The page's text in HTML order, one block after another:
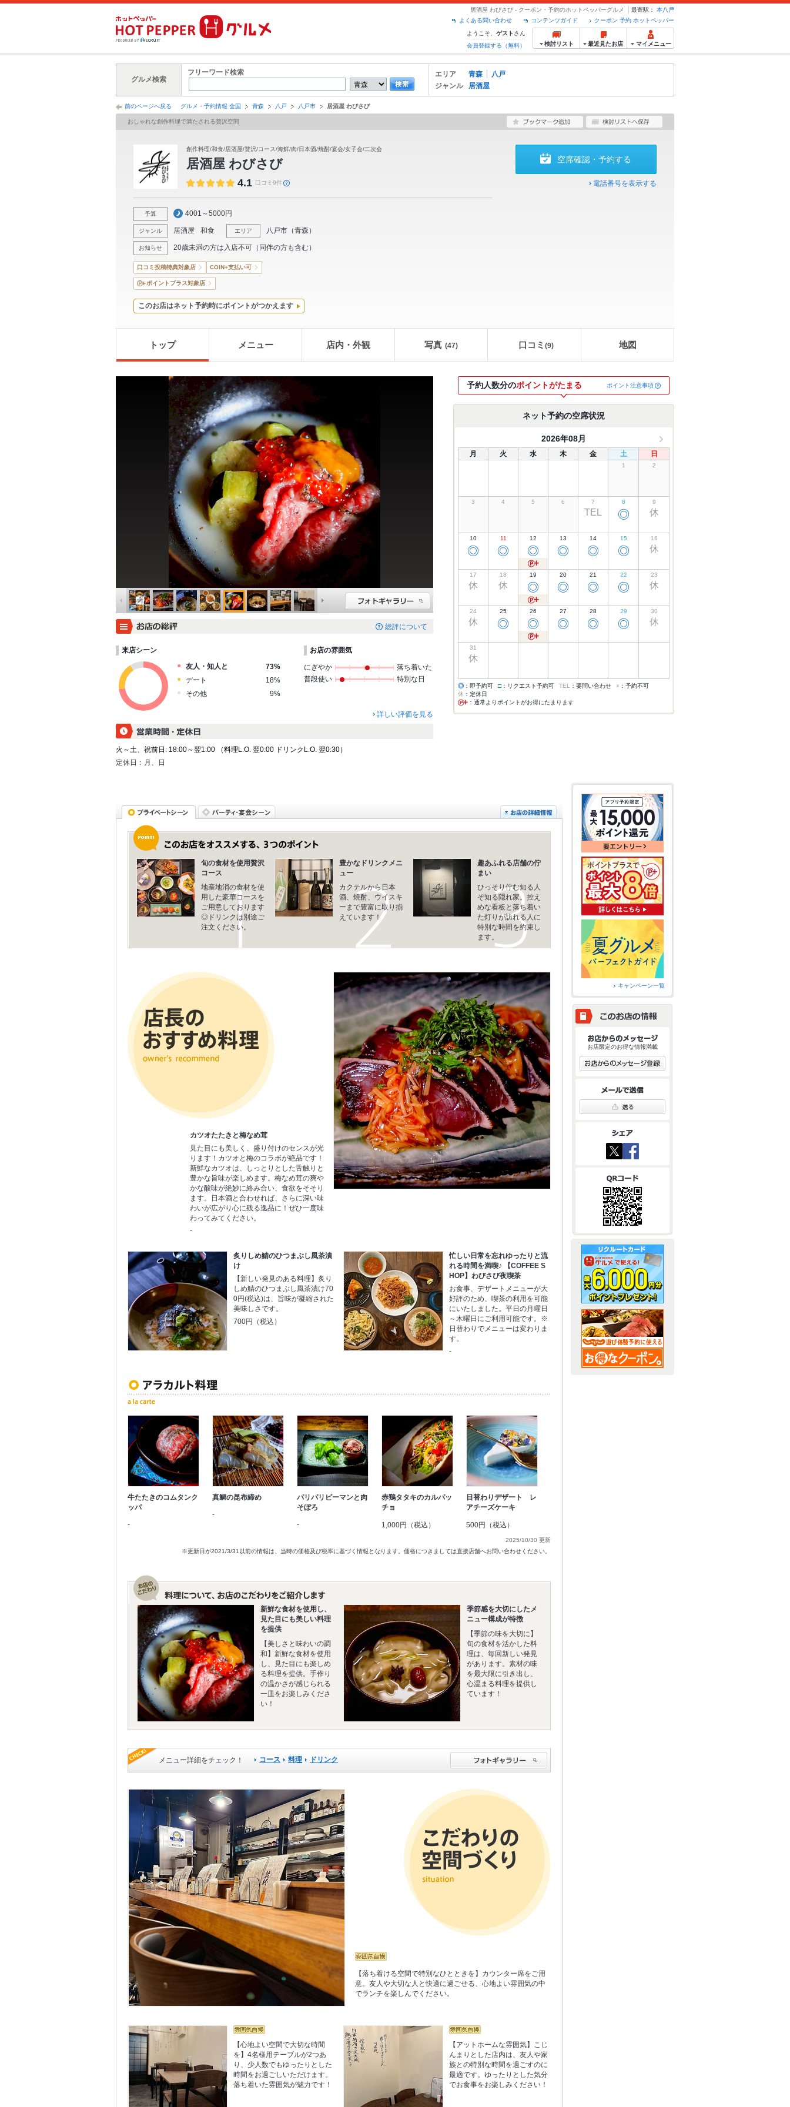
居酒屋 わびさび - クーポン・予約のホットペッパーグルメ 最寄駅：
本八戸
クーポン 予約 ホットペッパー
コンテンツガイド
よくある問い合わせ
ようこそ、 ゲスト さん
会員登録する（無料）
検討リスト 最近見たお店 マイメニュー
グルメ検索
フリーワード検索 エリア 青森
八戸
ジャンル
居酒屋
前のページへ戻る グルメ・予約情報 全国 青森 八戸 八戸市 居酒屋 わびさび
おしゃれな創作料理で満たされる贅沢空間
創作料理/和食/居酒屋/贅沢/コース/海鮮/肉/日本酒/焼酎/宴会/女子会/二次会
居酒屋 わびさび
4.1 口コミ9件
予算 4001～5000円
ジャンル 居酒屋 和食 エリア 八戸市 （青森 ）
お知らせ 20歳未満の方は入店不可（同伴の方も含む）
空席確認・予約する
電話番号を表示する
口コミ投稿特典対象店 COIN+支払い可
ポイントプラス対象店
このお店はネット予約時にポイントがつかえます
トップ メニュー 店内・外観 写真 (47) 口コミ (9) 地図
総評について
来店シーン
友人・知人と
73%
デート
18%
その他
9%
お店の雰囲気
にぎやか
落ち着いた
普段使い
特別な日
詳しい評価を見る
火～土、祝前日: 18:00～翌1:00 （料理L.O. 翌0:00 ドリンクL.O. 翌0:30）
定休日： 月、日
予約人数分のポイントがたまる ポイント注意事項
ネット予約の空席状況
2026年08月
月 火 水 木 金 土 日
1 2
3 4 5 6 7
TEL
8
◎
9
休
10
◎
11
◎
12
◎
13
◎
14
◎
15
◎
16
休
17
休
18
休
19
◎
20
◎
21
◎
22
◎
23
休
24
休
25
◎
26
◎
27
◎
28
◎
29
◎
30
休
31
休
◎ ：即予約可 □ ：リクエスト予約可 TEL ：要問い合わせ × ：予約不可
休 ：定休日
：通常よりポイントがお得にたまります
旬の食材を使用贅沢
コース
地産地消の食材を使
用した豪華コースを
ご用意しております
◎ドリンクは別途ご
注文ください。
豊かなドリンクメニ
ュー
カクテルから日本
酒、焼酎、ウイスキ
ーまで豊富に取り揃
えています！
趣あふれる店舗の佇
まい
ひっそり佇む知る人
ぞ知る隠れ家。控え
めな看板と落ち着い
た灯りが訪れる人に
特別な時間を約束し
ます。
カツオたたきと梅なめ茸
見た目にも美しく、盛り付けのセンスが光
ります！カツオと梅のコラボが絶品です！
新鮮なカツオは、しっとりとした舌触りと
豊かな旨味が楽しめます。梅なめ茸の爽や
かな酸味が絶妙に絡み合い、食欲をそそり
ます。日本酒と合わせれば、さらに深い味
わいが広がり心に残る逸品に！ぜひ一度味
わってみてください。
-
炙りしめ鯖のひつまぶし風茶漬
け
【新しい発見のある料理】炙り
しめ鯖のひつまぶし風茶漬け70
0円(税込)は、旨味が凝縮された
美味しさです。
700円（税込）
忙しい日常を忘れゆったりと流
れる時間を満喫♪ 【COFFEE S
HOP】わびさび夜喫茶
お食事、デザートメニューが大
好評のため、喫茶の利用を可能
にいたしました。平日の月曜日
～木曜日にご利用可能です。※
日替わりでメニューは変わりま
す。
-
牛たたきのコムタンク
ッパ
-
真鯛の昆布締め
-
パリパリピーマンと肉
そぼろ
-
赤鶏タタキのカルパッ
チョ
1,000円（税込）
日替わりデザート レ
アチーズケーキ
500円（税込）
2025/10/30 更新
※更新日が2021/3/31以前の情報は、当時の価格及び税率に基づく情報となります。価格につきましては直接店舗へお問い合わせください。
新鮮な食材を使用し、
見た目にも美しい料理
を提供
【美しさと味わいの調
和】新鮮な食材を使用
し、見た目にも楽しめ
る料理を提供。手作り
の温かさが感じられる
一皿をお楽しみくださ
い！
季節感を大切にしたメ
ニュー構成が特徴
【季節の味を大切に】
旬の食材を活かした料
理は、毎回新しい発見
があります。素材の味
を最大限に引き出し、
心温まる料理を提供し
ています！
メニュー詳細をチェック！ コース 料理 ドリンク
【落ち着ける空間で特別なひとときを】カウンター席をご用
意。友人や大切な人と快適に過ごせる、心地よい雰囲気の中
でランチを楽しんでください。
【心地よい空間で大切な時間
を】4名様用テーブルが2つあ
り、少人数でもゆったりとした
時間をお過ごしいただけます。
落ち着いた雰囲気が魅力です！
【アットホームな雰囲気】こじ
んまりとした店内は、友人や家
族との特別な時間を過ごすのに
最適です。ゆったりとした気分
でお食事をお楽しみください！
キャンペーン一覧
お店限定のお得な情報満載